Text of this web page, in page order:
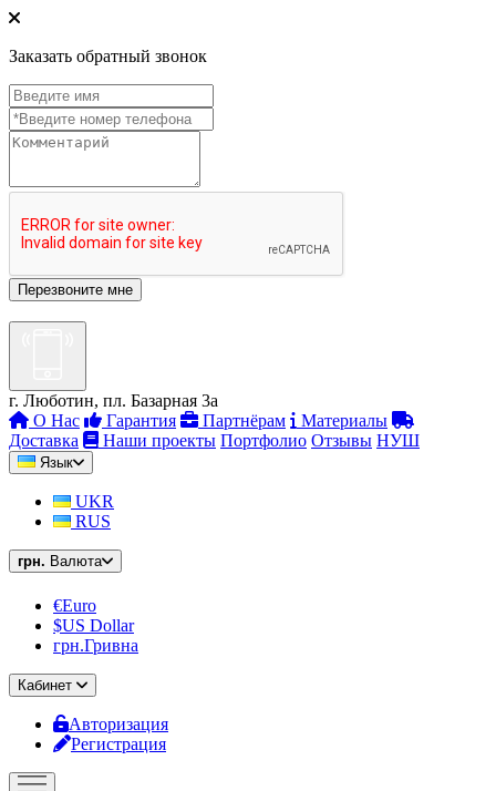
Заказать обратный звонок
г. Люботин, пл. Базарная 3а
О Нас
Гарантия Партнёрам
Материалы
Доставка
Наши проекты Портфолио Отзывы НУШ
Язык
UKR
RUS
грн. Валюта
€Euro
$US Dollar
грн.Гривна
Кабинет
Авторизация
Регистрация